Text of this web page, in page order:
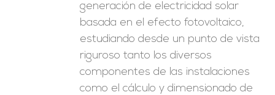
generación de electricidad solar
basada en el efecto fotovoltaico,
estudiando desde un punto de vista
riguroso tanto los diversos
componentes de las instalaciones
como el cálculo y dimensionado de